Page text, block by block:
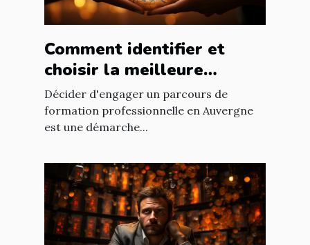
Comment identifier et
choisir la meilleure
formation professionnelle
en Auvergne
Décider d'engager un parcours de
formation professionnelle en Auvergne
est une démarche...